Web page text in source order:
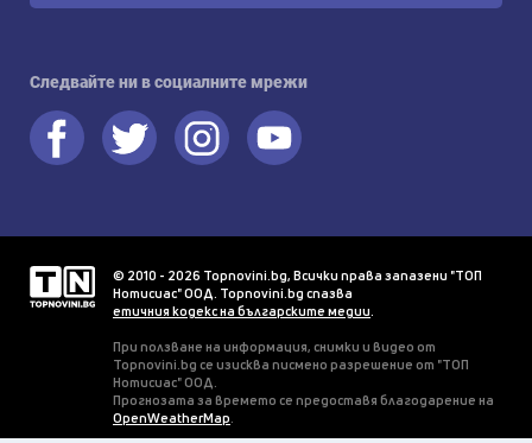
Следвайте ни в социалните мрежи
© 2010 - 2026 Topnovini.bg, Всички права запазени "ТОП
Нотисиас" ООД. Topnovini.bg спазва
етичния кодекс на българските медии.
При ползване на информация, снимки и видео от
Topnovini.bg се изисква писмено разрешение от "ТОП
Нотисиас" ООД.
Прогнозата за времето се предоставя благодарение на
OpenWeatherMap.